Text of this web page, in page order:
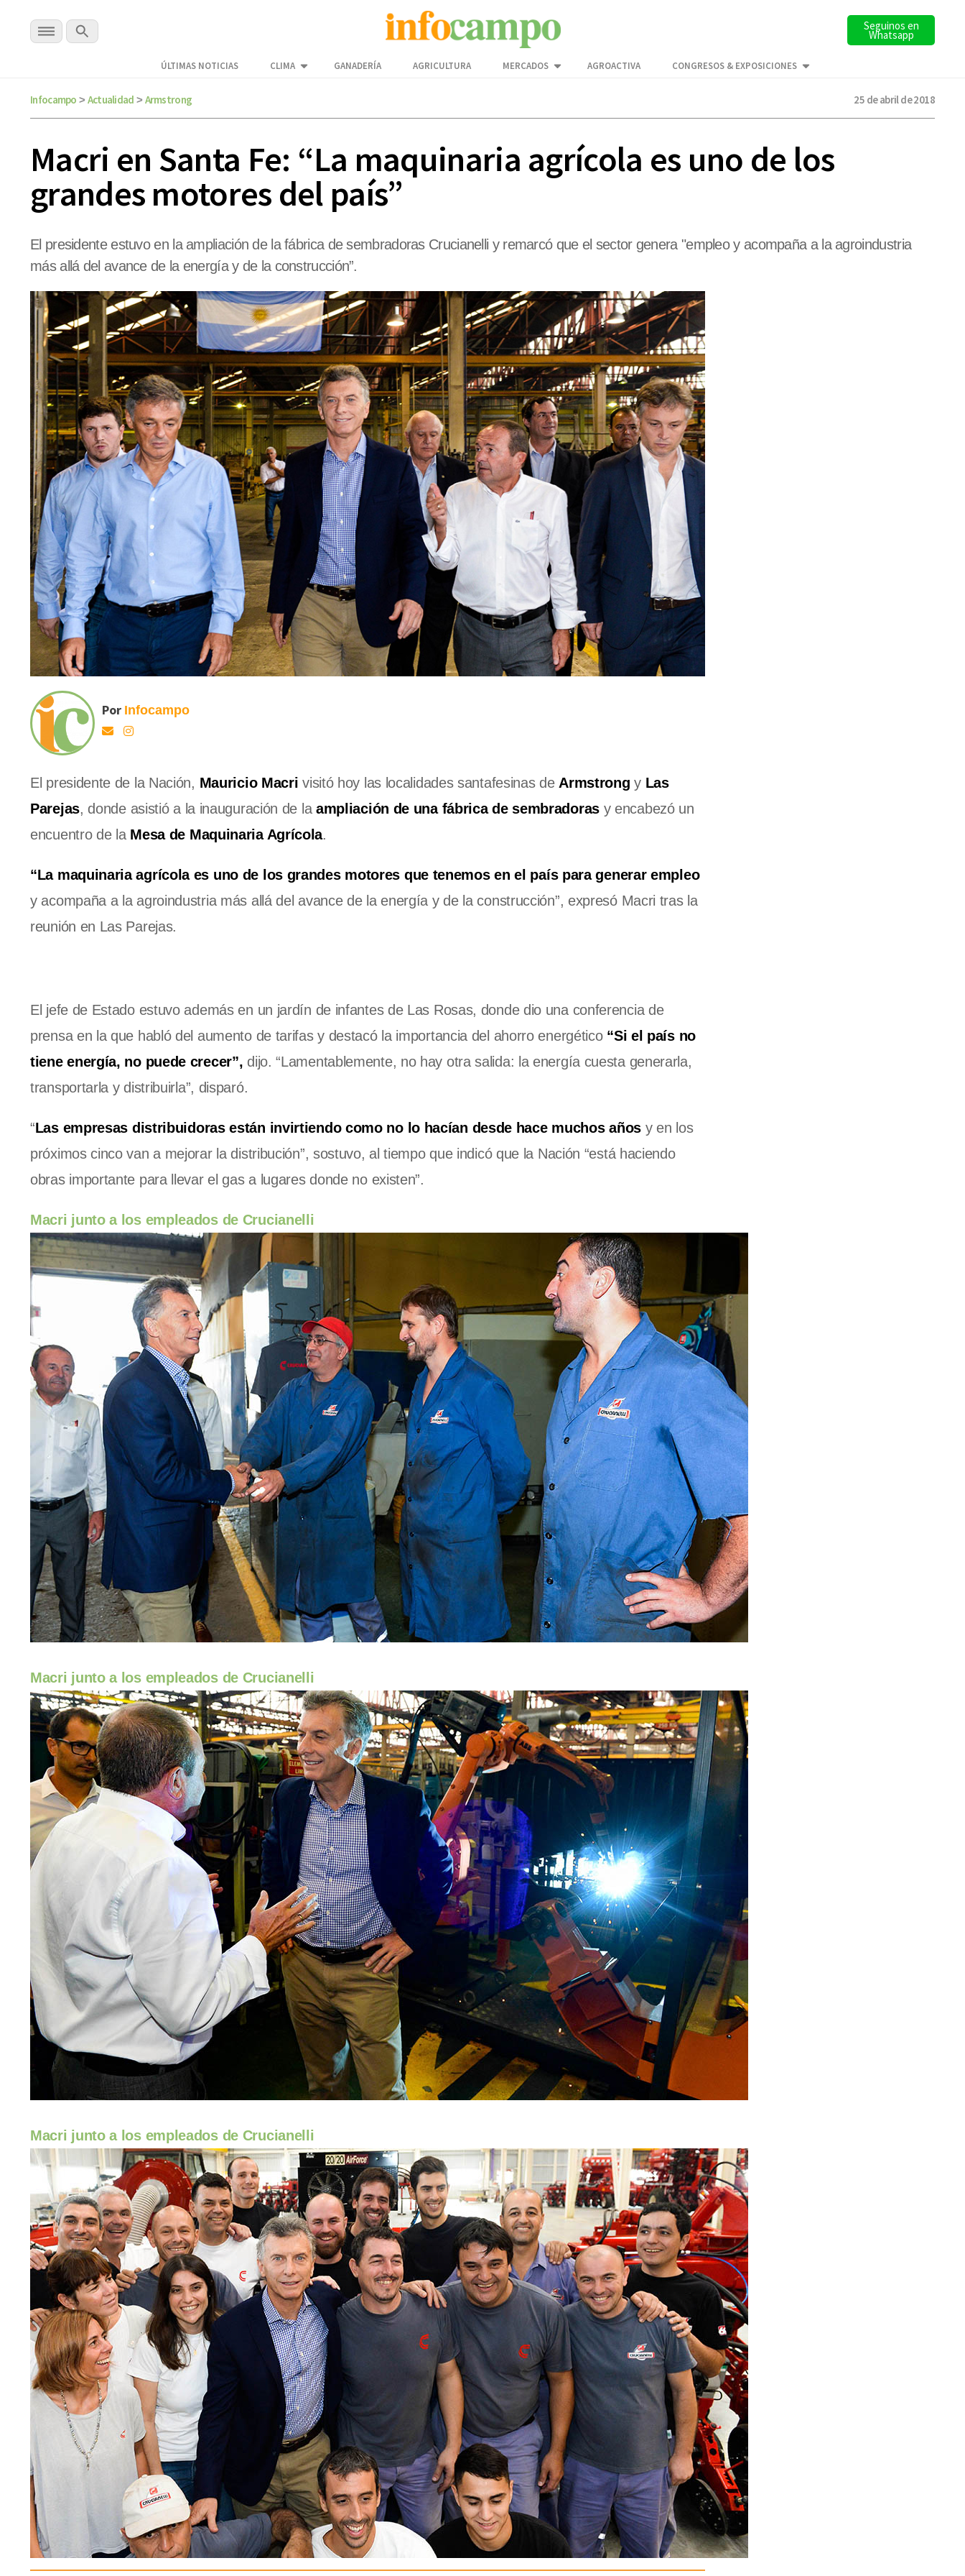
Seguinos en
Whatsapp
ÚLTIMAS NOTICIAS CLIMA GANADERÍA AGRICULTURA MERCADOS AGROACTIVA CONGRESOS & EXPOSICIONES
Infocampo > Actualidad > Armstrong 25 de abril de 2018
Macri en Santa Fe: “La maquinaria agrícola es uno de los
grandes motores del país”
El presidente estuvo en la ampliación de la fábrica de sembradoras Crucianelli y remarcó que el sector genera "empleo y acompaña a la agroindustria
más allá del avance de la energía y de la construcción”.
Por Infocampo
El presidente de la Nación, Mauricio Macri visitó hoy las localidades santafesinas de Armstrongy Las
Parejas, donde asistió a la inauguración de laampliación de una fábrica de sembradorasy encabezó un
encuentro de la Mesa de Maquinaria Agrícola.
“La maquinaria agrícola es uno de los grandes motores que tenemos en el país para generar empleo
y acompaña a la agroindustria más allá del avance de la energía y de la construcción”, expresó Macri tras la
reunión en Las Parejas.
El jefe de Estado estuvo además en un jardín de infantes de Las Rosas, donde dio una conferencia de
prensa en la que habló del aumento de tarifas y destacó la importancia del ahorro energético “Si el país no
tiene energía, no puede crecer”, dijo. “Lamentablemente, no hay otra salida: la energía cuesta generarla,
transportarla y distribuirla”, disparó.
“Las empresas distribuidoras están invirtiendo como no lo hacían desde hace muchos añosy en los
próximos cinco van a mejorar la distribución”, sostuvo, al tiempo que indicó que la Nación “está haciendo
obras importante para llevar el gas a lugares donde no existen”.
Macri junto a los empleados de Crucianelli
Macri junto a los empleados de Crucianelli
Macri junto a los empleados de Crucianelli